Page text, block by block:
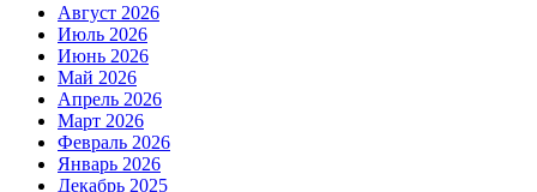
Август 2026
Июль 2026
Июнь 2026
Май 2026
Апрель 2026
Март 2026
Февраль 2026
Январь 2026
Декабрь 2025